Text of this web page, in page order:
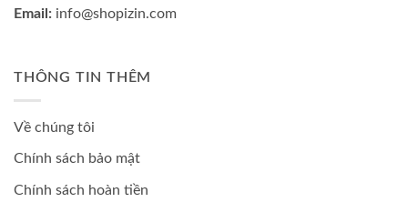
Email: info@shopizin.com
THÔNG TIN THÊM
Về chúng tôi
Chính sách bảo mật
Chính sách hoàn tiền